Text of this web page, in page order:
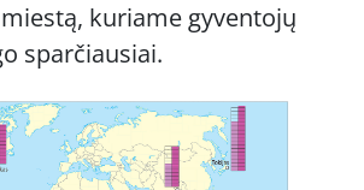
kuriame gyventojų
sparčiausiai.